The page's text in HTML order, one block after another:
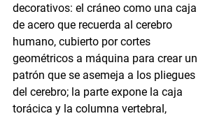
decorativos: el cráneo como una caja
de acero que recuerda al cerebro
humano, cubierto por cortes
geométricos a máquina para crear un
patrón que se asemeja a los pliegues
del cerebro; la parte expone la caja
torácica y la columna vertebral,